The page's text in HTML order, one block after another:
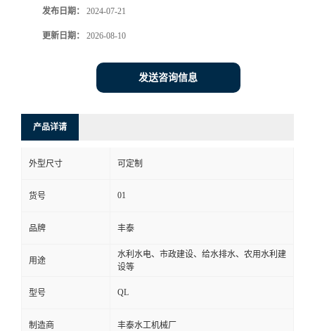
发布日期： 2024-07-21
更新日期： 2026-08-10
发送咨询信息
产品详请
外型尺寸 可定制
货号 01
品牌 丰泰
用途
水利水电、市政建设、给水排水、农用水利建
设等
型号 QL
制造商 丰泰水工机械厂